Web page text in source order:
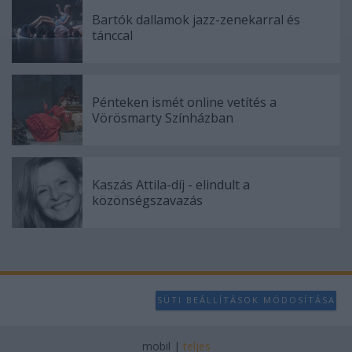
Bartók dallamok jazz-zenekarral és
tánccal
Pénteken ismét online vetítés a
Vörösmarty Színházban
Kaszás Attila-díj - elindult a
közönségszavazás
SÜTI BEÁLLÍTÁSOK MÓDOSÍTÁSA
mobil | teljes